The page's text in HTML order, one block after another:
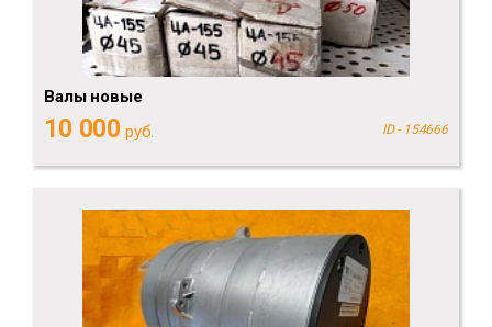
Валы новые
10 000 руб. ID - 154666